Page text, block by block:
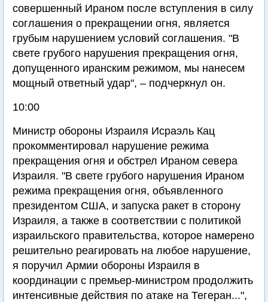
совершенный Ираном после вступления в силу
соглашения о прекращении огня, является
грубым нарушением условий соглашения. "В
свете грубого нарушения прекращения огня,
допущенного иранским режимом, мы нанесем
мощный ответный удар", – подчеркнул он.
10:00
Министр обороны Израиля Исраэль Кац
прокомментировал нарушение режима
прекращения огня и обстрел Ираном севера
Израиля. "В свете грубого нарушения Ираном
режима прекращения огня, объявленного
президентом США, и запуска ракет в сторону
Израиля, а также в соответствии с политикой
израильского правительства, которое намерено
решительно реагировать на любое нарушение,
я поручил Армии обороны Израиля в
координации с премьер-министром продолжить
интенсивные действия по атаке на Тегеран...",